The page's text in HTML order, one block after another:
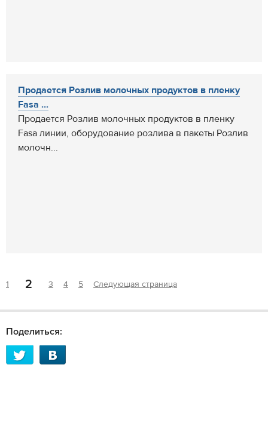
Продается Розлив молочных продуктов в пленку
Fasa ...
Продается Розлив молочных продуктов в пленку
Fasa линии, оборудование розлива в пакеты Розлив
молочн...
1 2 3 4 5 Следующая страница
Поделиться: